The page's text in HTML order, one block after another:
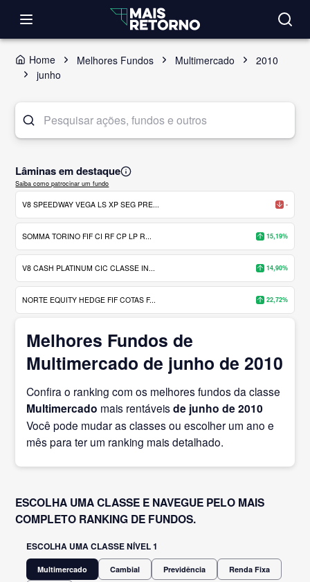
Home Melhores Fundos Multimercado
2010
junho
Lâminas em destaque
Saiba como patrocinar um fundo
V8 SPEEDWAY VEGA LS XP SEG PRE... -
SOMMA TORINO FIF CI RF CP LP R... 15,19%
V8 CASH PLATINUM CIC CLASSE IN... 14,90%
NORTE EQUITY HEDGE FIF COTAS F... 22,72%
Melhores Fundos de
Multimercado de junho de 2010
Confira o ranking com os melhores fundos da classe
Multimercado mais rentáveisde junho de 2010
Você pode mudar as classes ou escolher um ano e
mês para ter um ranking mais detalhado.
ESCOLHA UMA CLASSE E NAVEGUE PELO MAIS
COMPLETO RANKING DE FUNDOS.
ESCOLHA UMA CLASSE NÍVEL 1
Multimercado Cambial Previdência Renda Fixa